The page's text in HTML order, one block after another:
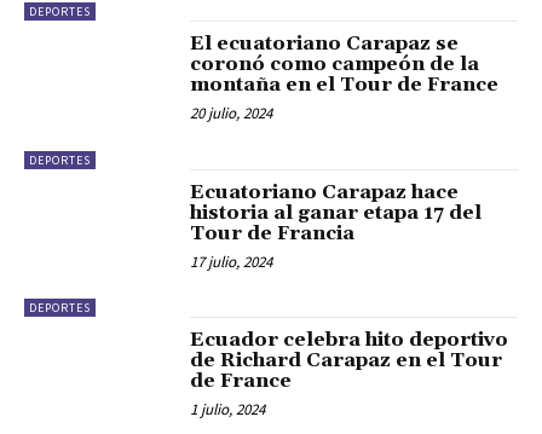
DEPORTES
DEPORTES
El ecuatoriano Carapaz se
coronó como campeón de la
montaña en el Tour de France
20 julio, 2024
DEPORTES
Ecuatoriano Carapaz hace
historia al ganar etapa 17 del
Tour de Francia
17 julio, 2024
Ecuador celebra hito deportivo
de Richard Carapaz en el Tour
de France
1 julio, 2024